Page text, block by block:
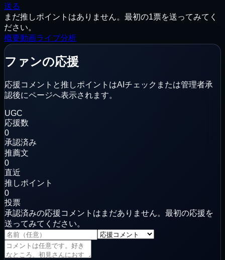
送る
まだ推しポイントはありません。最初の1票を送ってみてく
ださい。
概要動画ライブ分析
ファンの応援
応援コメントと推しポイントはAIチェックまたは管理者承
認後にページへ表示されます。
UGC
応援数
0
承認済み
推薦文
0
直近
推しポイント
0
投票
承認済みの応援コメントはまだありません。最初の応援を
送ってみてください。